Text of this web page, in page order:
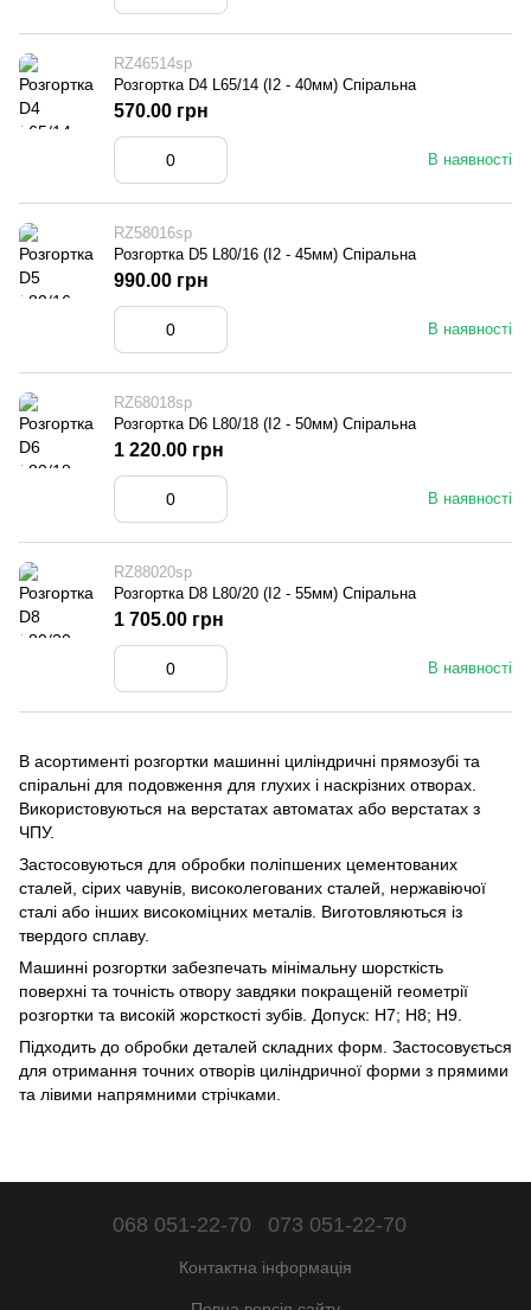
RZ46514sp
Розгортка D4 L65/14 (I2 - 40мм) Спіральна
В наявності
570.00 грн
RZ58016sp
Розгортка D5 L80/16 (I2 - 45мм) Спіральна
В наявності
990.00 грн
RZ68018sp
Розгортка D6 L80/18 (I2 - 50мм) Спіральна
В наявності
1 220.00 грн
RZ88020sp
Розгортка D8 L80/20 (I2 - 55мм) Спіральна
В наявності
1 705.00 грн
В асортименті розгортки машинні циліндричні прямозубі та
спіральні для подовження для глухих і наскрізних отворах.
Використовуються на верстатах автоматах або верстатах з
ЧПУ.
Застосовуються для обробки поліпшених цементованих
сталей, сірих чавунів, високолегованих сталей, нержавіючої
сталі або інших високоміцних металів. Виготовляються із
твердого сплаву.
Машинні розгортки забезпечать мінімальну шорсткість
поверхні та точність отвору завдяки покращеній геометрії
розгортки та високій жорсткості зубів. Допуск: Н7; Н8; Н9.
Підходить до обробки деталей складних форм. Застосовується
для отримання точних отворів циліндричної форми з прямими
та лівими напрямними стрічками.
068 051-22-70 073 051-22-70
Контактна інформація